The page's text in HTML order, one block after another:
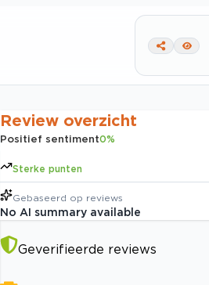
Review overzicht
Positief sentiment0%
Sterke punten
Gebaseerd op reviews
No AI summary available
Geverifieerde reviews